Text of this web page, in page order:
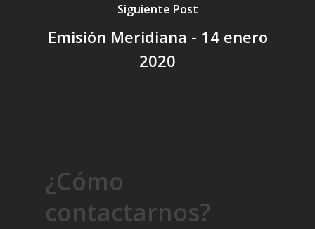
Siguiente Post
Emisión Meridiana - 14 enero
2020
¿Cómo
contactarnos?